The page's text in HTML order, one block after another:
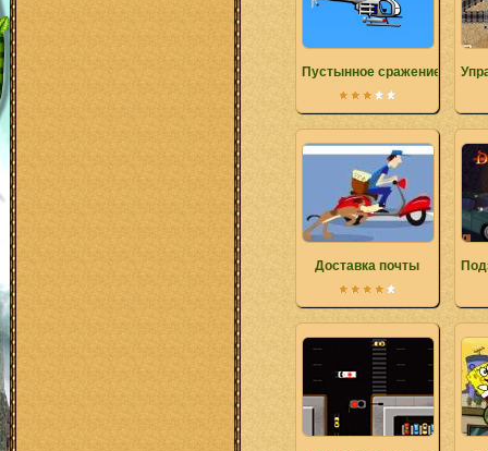
Пустынное сражение
Доставка почты